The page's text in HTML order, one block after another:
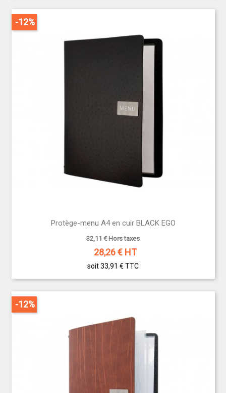
Protège-menu A4 en cuir BLACK EGO
32,11 € Hors taxes
28,26€ HT
soit 33,91 € TTC
-12%
-12%